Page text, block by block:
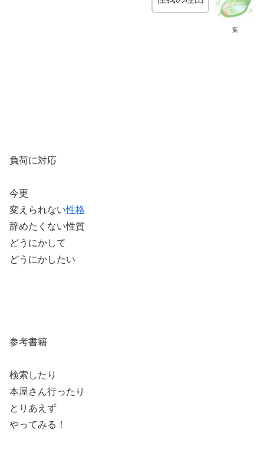
葉
負荷に対応
今更
変えられない性格
辞めたくない性質
どうにかして
どうにかしたい
参考書籍
検索したり
本屋さん行ったり
とりあえず
やってみる！